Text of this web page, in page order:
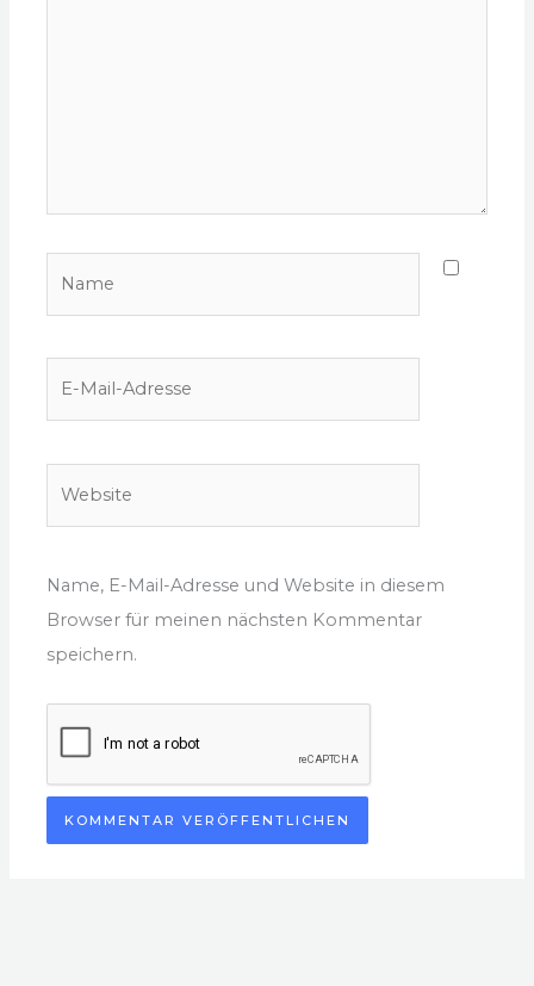
Name, E-Mail-Adresse und Website in diesem
Browser für meinen nächsten Kommentar
speichern.